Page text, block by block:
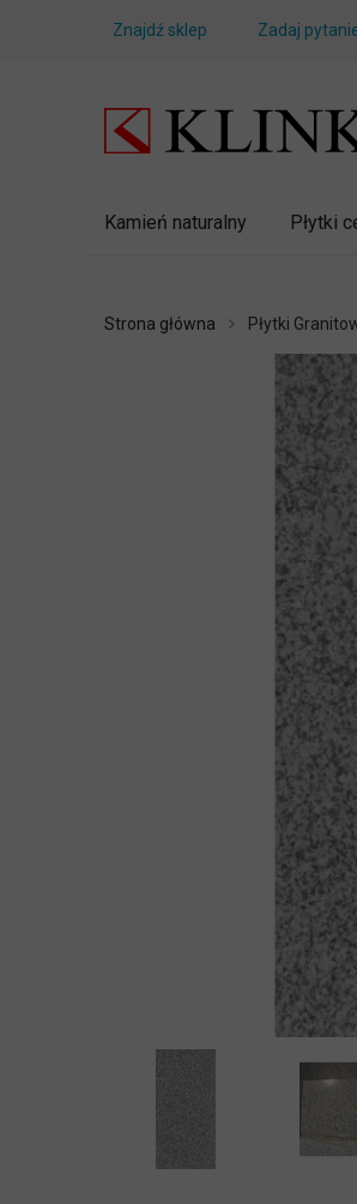
Znajdź sklep Zadaj
Kamień naturalny Płytki
Strona główna Płytki